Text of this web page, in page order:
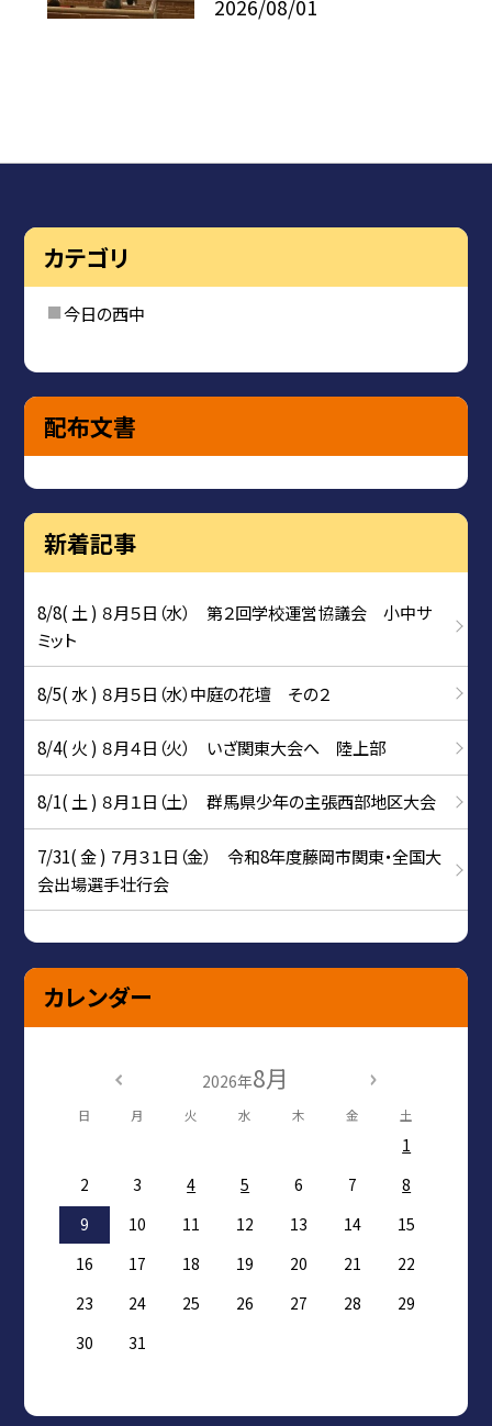
2026/08/01
カテゴリ
今日の西中
配布文書
新着記事
8/8( 土 ) ８月５日（水） 第２回学校運営協議会 小中サ
ミット
8/5( 水 ) ８月５日（水）中庭の花壇 その２
8/4( 火 ) ８月４日（火） いざ関東大会へ 陸上部
8/1( 土 ) ８月１日（土） 群馬県少年の主張西部地区大会
7/31( 金 ) ７月３１日（金） 令和8年度藤岡市関東・全国大
会出場選手壮行会
カレンダー
2026年8月
日 月 火 水 木 金 土
1
2
3 4 5 6 7
8
9
10 11 12 13 14
15
16
17 18 19 20 21
22
23
24 25 26 27 28
29
30
31